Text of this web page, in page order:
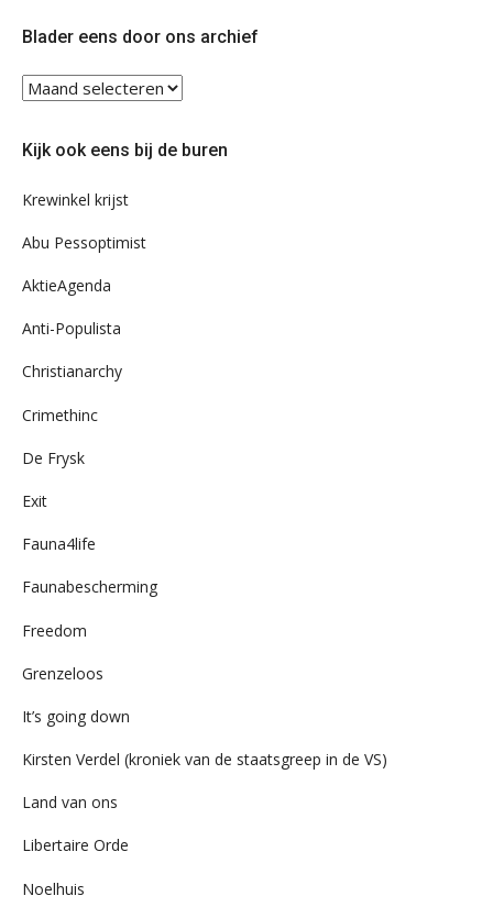
Blader eens door ons archief
Blader
eens
ons
Kijk ook eens bij de buren
Krewinkel krijst
Abu Pessoptimist
AktieAgenda
Anti-Populista
Christianarchy
Crimethinc
De Frysk
Exit
Fauna4life
Faunabescherming
Freedom
Grenzeloos
It’s going down
Kirsten Verdel (kroniek van de staatsgreep in de VS)
Land van ons
Libertaire Orde
Noelhuis